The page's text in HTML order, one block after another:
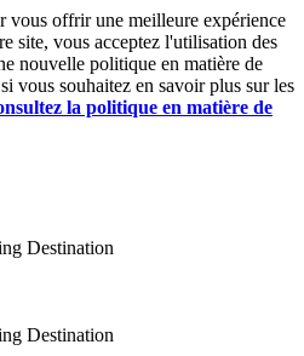
vous offrir une meilleure expérience
site, vous acceptez l'utilisation des
nouvelle politique en matière de
vous souhaitez en savoir plus sur les
la politique en matière de
Destination
Destination